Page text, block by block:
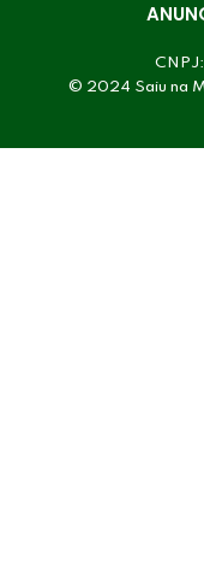
© 2024 Saiu na